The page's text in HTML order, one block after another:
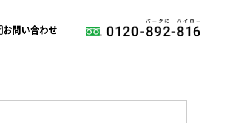
お問い合わせ